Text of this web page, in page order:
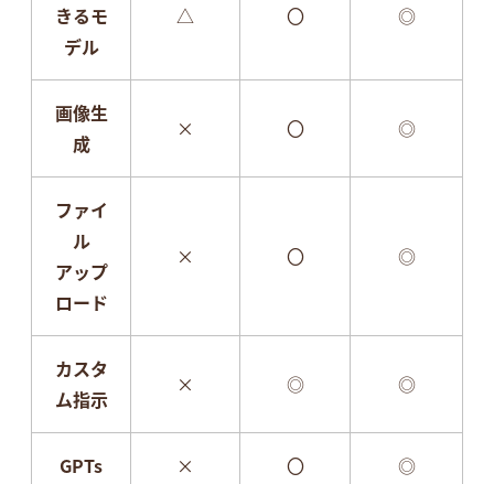
きるモ
デル
△ 〇 ◎
画像生
成
× 〇 ◎
ファイ
ル
アップ
ロード
× 〇 ◎
カスタ
ム指示
× ◎ ◎
GPTs × 〇 ◎